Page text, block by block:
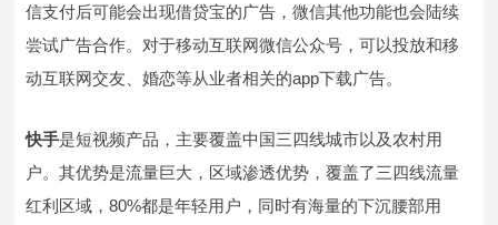
信支付后可能会出现借贷宝的广告，微信其他功能也会陆续
尝试广告合作。对于移动互联网微信公众号，可以投放和移
动互联网交友、婚恋等从业者相关的app下载广告。
快手是短视频产品，主要覆盖中国三四线城市以及农村用
户。其优势是流量巨大，区域渗透优势，覆盖了三四线流量
红利区域，80%都是年轻用户，同时有海量的下沉腰部用